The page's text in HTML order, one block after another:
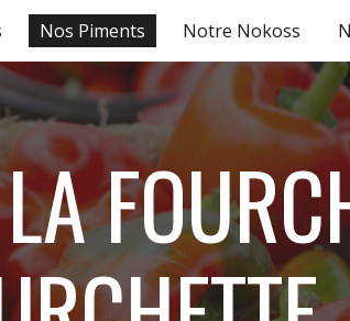
Skip to navigation
Nos Piments Notre Nokoss